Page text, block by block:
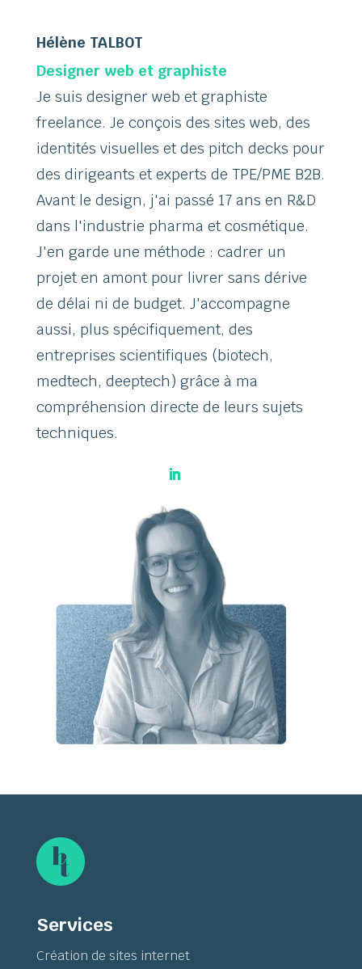
Hélène TALBOT
Designer web et graphiste
Je suis designer web et graphiste
freelance. Je conçois des sites web, des
identités visuelles et des pitch decks pour
des dirigeants et experts de TPE/PME B2B.
Avant le design, j'ai passé 17 ans en R&D
dans l'industrie pharma et cosmétique.
J'en garde une méthode : cadrer un
projet en amont pour livrer sans dérive
de délai ni de budget. J'accompagne
aussi, plus spécifiquement, des
entreprises scientifiques (biotech,
medtech, deeptech) grâce à ma
compréhension directe de leurs sujets
techniques.
Services
Création de sites internet